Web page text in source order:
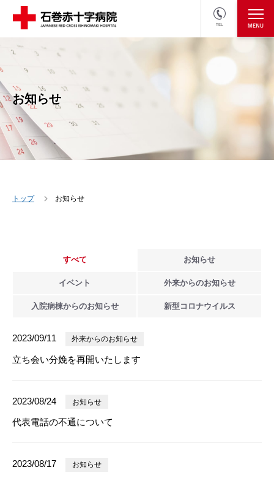
TEL
医療関係者の方
お知らせ
トップ お知らせ
すべて お知らせ
イベント 外来からのお知らせ
入院病棟からのお知らせ 新型 コロナウイルス
2023/09/11 外来からのお知らせ
立ち会い分娩を再開いたします
2023/08/24 お知らせ
代表電話の不通について
2023/08/17 お知らせ